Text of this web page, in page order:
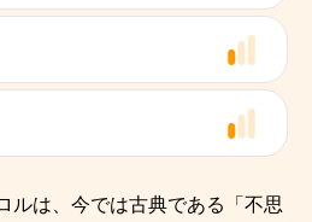
ルは、今では古典である「不思